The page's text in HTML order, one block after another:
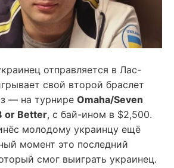
отправляется в Лас-
свой второй браслет
— на турнире Omaha/Seven
or Better, с бай-ином в $2,500.
молодому украинцу ещё
момент это последний
смог выиграть украинец.